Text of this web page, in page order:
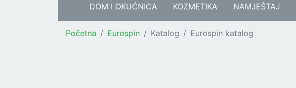
DOM I OKUĆNICA KOZMETIKA NAMJEŠTAJ
Početna Eurospin Katalog Eurospin katalog